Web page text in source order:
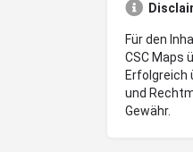
Für den
CSC Maps
Erfolgreich
und
Gewähr.